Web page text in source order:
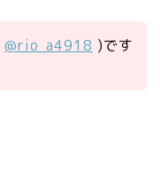
@rio_a4918 )です